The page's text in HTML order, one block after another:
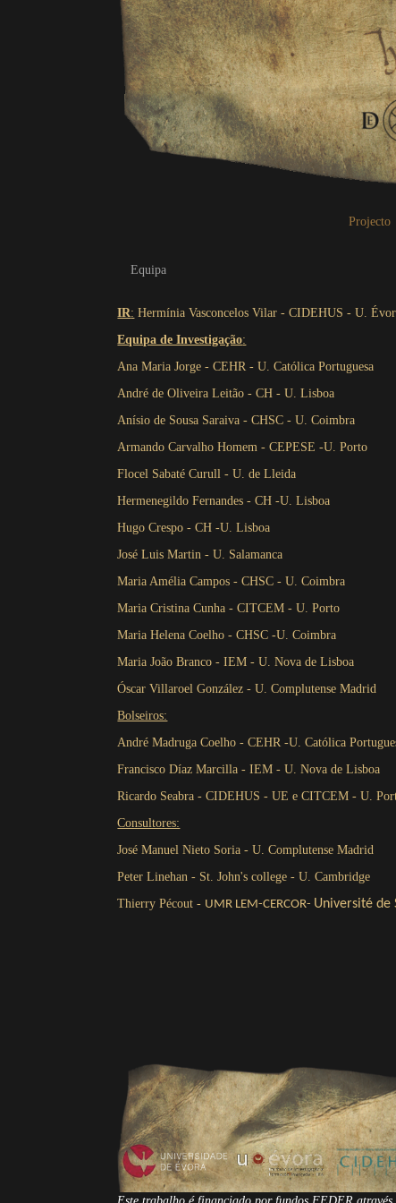
Projecto
Equipa
IR: Hermínia Vasconcelos Vilar - CIDEHUS - U.
Equipa de Investigação:
Ana Maria Jorge - CEHR - U. Católica Portuguesa
André de Oliveira Leitão - CH - U. Lisboa
Anísio de Sousa Saraiva - CHSC - U. Coimbra
Armando Carvalho Homem - CEPESE -U. Porto
Flocel Sabaté Curull - U. de Lleida
Hermenegildo Fernandes - CH -U. Lisboa
Hugo Crespo - CH -U. Lisboa
José Luis Martin - U. Salamanca
Maria Amélia Campos - CHSC - U. Coimbra
Maria Cristina Cunha - CITCEM - U. Porto
Maria Helena Coelho - CHSC -U. Coimbra
Maria João Branco - IEM - U. Nova de Lisboa
Óscar Villaroel González - U. Complutense Madrid
Bolseiros:
André Madruga Coelho - CEHR -U. Católica
Francisco Díaz Marcilla - IEM - U. Nova de Lisboa
Ricardo Seabra - CIDEHUS - UE e CITCEM - U.
Consultores:
José Manuel Nieto Soria - U. Complutense Madrid
Peter Linehan - St. John's college - U. Cambridge
Thierry Pécout - UMR LEM-CERCOR- Université de